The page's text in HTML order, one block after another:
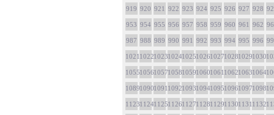
919 920 921 922 923 924 925 926 927 928
953 954 955 956 957 958 959 960 961 962
987 988 989 990 991 992 993 994 995 996
1021102210231024102510261027102810291030
1055105610571058105910601061106210631064
1089109010911092109310941095109610971098
1123112411251126112711281129113011311132